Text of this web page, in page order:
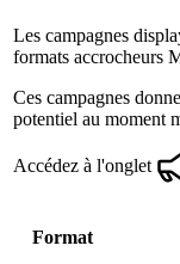
Les campagnes
formats accrocheurs
Ces campagnes
potentiel au moment
Accédez à l'onglet
Format